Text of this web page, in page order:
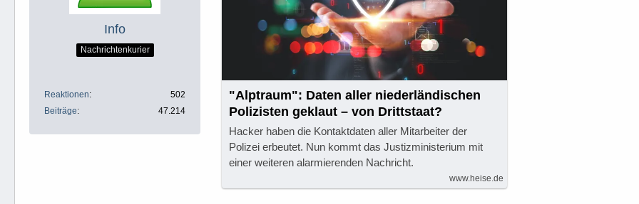
Info
Nachrichtenkurier
Reaktionen
502
Beiträge
47.214
"Alptraum": Daten aller niederländischen
Polizisten geklaut – von Drittstaat?
Hacker haben die Kontaktdaten aller Mitarbeiter der
Polizei erbeutet. Nun kommt das Justizministerium mit
einer weiteren alarmierenden Nachricht.
www.heise.de